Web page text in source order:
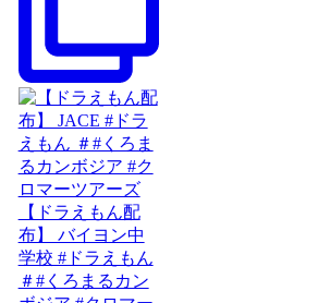
【ドラえもん配
布】 バイヨン中
学校 #ドラえもん
＃#くろまるカン